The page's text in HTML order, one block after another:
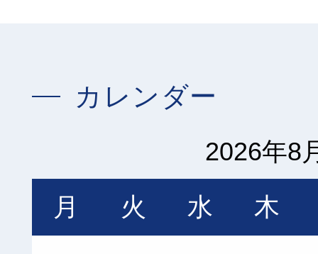
カレンダー
2026年8
月
火 水 木